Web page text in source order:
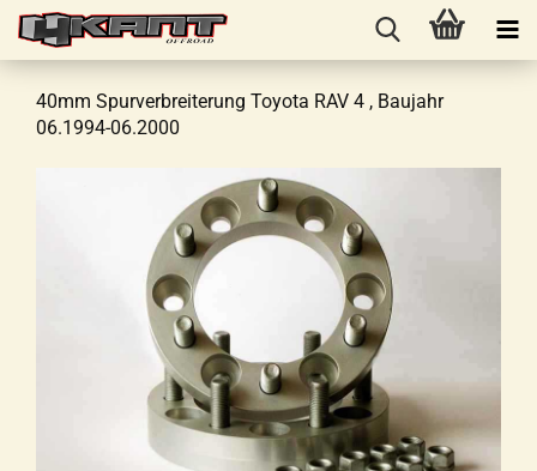
40mm Spurverbreiterung Toyota RAV 4 , Baujahr
06.1994-06.2000